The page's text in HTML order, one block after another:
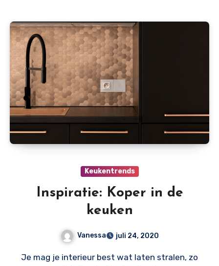
Keukentrends
Inspiratie: Koper in de
keuken
Vanessa juli 24, 2020
Je mag je interieur best wat laten stralen, zo